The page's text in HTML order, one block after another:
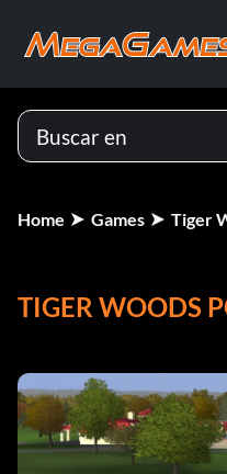
Home Games Tiger
TIGER WOODS